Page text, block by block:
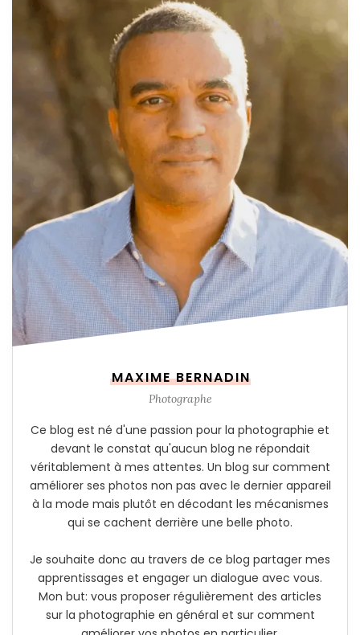
MAXIME BERNADIN
Photographe
Ce blog est né d'une passion pour la photographie et
devant le constat qu'aucun blog ne répondait
véritablement à mes attentes. Un blog sur comment
améliorer ses photos non pas avec le dernier appareil
à la mode mais plutôt en décodant les mécanismes
qui se cachent derrière une belle photo.
Je souhaite donc au travers de ce blog partager mes
apprentissages et engager un dialogue avec vous.
Mon but: vous proposer régulièrement des articles
sur la photographie en général et sur comment